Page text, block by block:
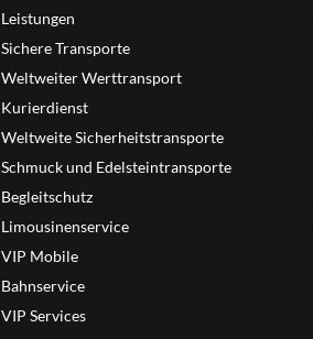
Leistungen
Sichere Transporte
Weltweiter Werttransport
Kurierdienst
Weltweite Sicherheitstransporte
Schmuck und Edelsteintransporte
Begleitschutz
Limousinenservice
VIP Mobile
Bahnservice
VIP Services